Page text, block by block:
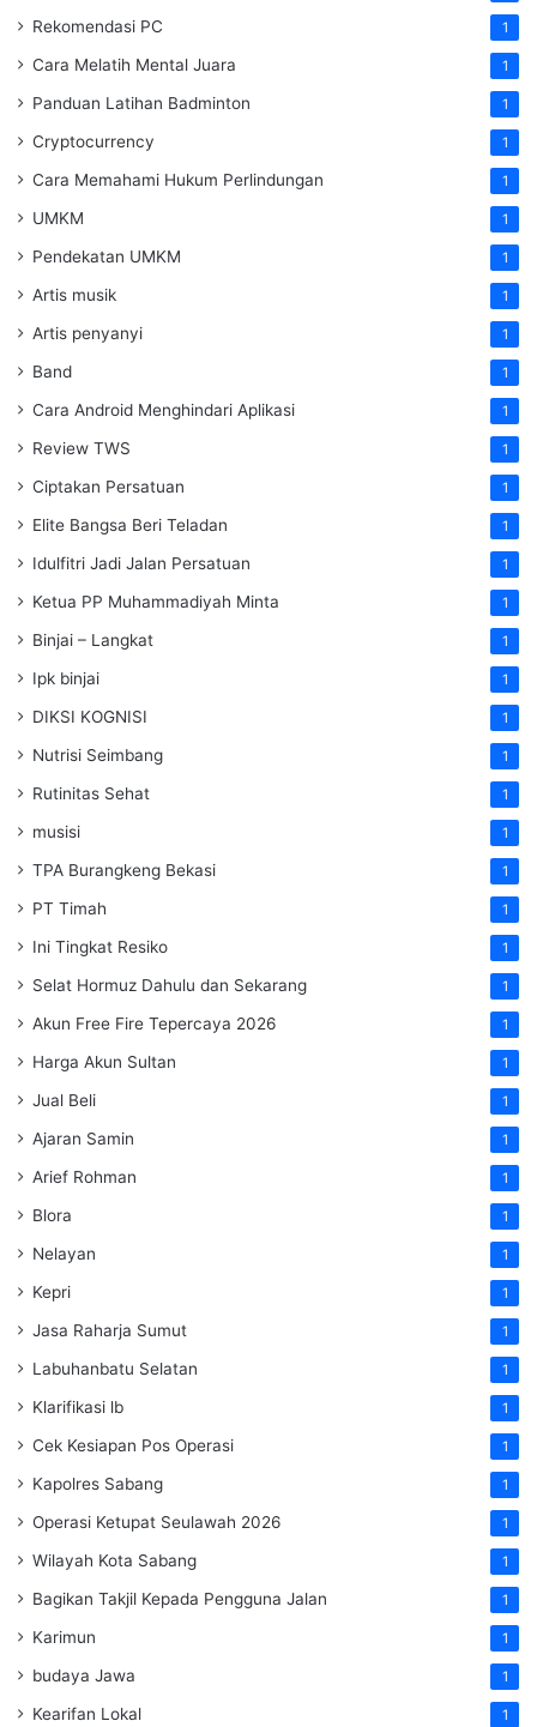
Rekomendasi PC 1
Cara Melatih Mental Juara 1
Panduan Latihan Badminton 1
Cryptocurrency 1
Cara Memahami Hukum Perlindungan 1
UMKM 1
Pendekatan UMKM 1
Artis musik 1
Artis penyanyi 1
Band 1
Cara Android Menghindari Aplikasi 1
Review TWS 1
Ciptakan Persatuan 1
Elite Bangsa Beri Teladan 1
Idulfitri Jadi Jalan Persatuan 1
Ketua PP Muhammadiyah Minta 1
Binjai – Langkat 1
Ipk binjai 1
DIKSI KOGNISI 1
Nutrisi Seimbang 1
Rutinitas Sehat 1
musisi 1
TPA Burangkeng Bekasi 1
PT Timah 1
Ini Tingkat Resiko 1
Selat Hormuz Dahulu dan Sekarang 1
Akun Free Fire Tepercaya 2026 1
Harga Akun Sultan 1
Jual Beli 1
Ajaran Samin 1
Arief Rohman 1
Blora 1
Nelayan 1
Kepri 1
Jasa Raharja Sumut 1
Labuhanbatu Selatan 1
Klarifikasi lb 1
Cek Kesiapan Pos Operasi 1
Kapolres Sabang 1
Operasi Ketupat Seulawah 2026 1
Wilayah Kota Sabang 1
Bagikan Takjil Kepada Pengguna Jalan 1
Karimun 1
budaya Jawa 1
Kearifan Lokal 1